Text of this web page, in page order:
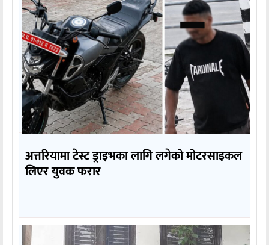
अत्तरियामा टेस्ट ड्राइभका लागि लगेको मोटरसाइकल
लिएर युवक फरार